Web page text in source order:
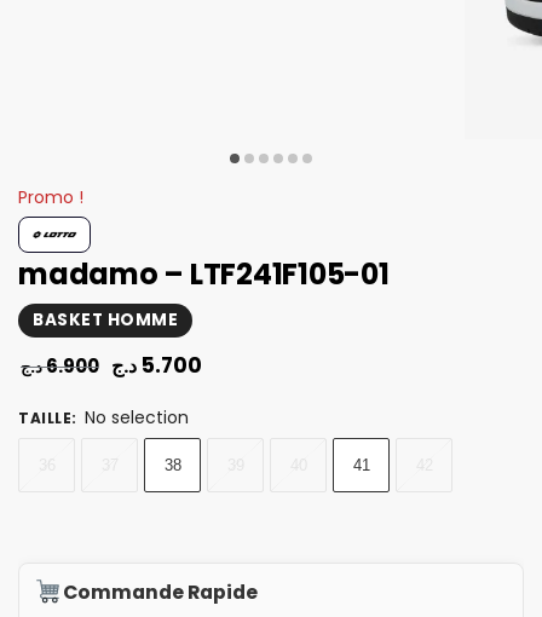
Promo !
madamo – LTF241F105-01
BASKET HOMME
6.900د.ج 5.700 د.ج
TAILLE: No selection
38 41
Commande Rapide